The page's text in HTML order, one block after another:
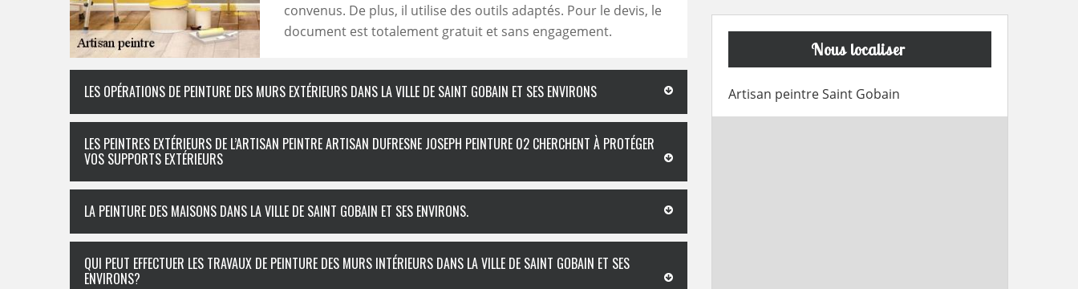
convenus. De plus, il utilise des outils adaptés. Pour le devis, le
document est totalement gratuit et sans engagement.
LES OPÉRATIONS DE PEINTURE DES MURS EXTÉRIEURS DANS LA VILLE DE SAINT GOBAIN ET SES ENVIRONS
LES PEINTRES EXTÉRIEURS DE L’ARTISAN PEINTRE ARTISAN DUFRESNE JOSEPH PEINTURE 02 CHERCHENT À PROTÉGER
VOS SUPPORTS EXTÉRIEURS
LA PEINTURE DES MAISONS DANS LA VILLE DE SAINT GOBAIN ET SES ENVIRONS.
QUI PEUT EFFECTUER LES TRAVAUX DE PEINTURE DES MURS INTÉRIEURS DANS LA VILLE DE SAINT GOBAIN ET SES
ENVIRONS?
Nous localiser
Artisan peintre Saint Gobain